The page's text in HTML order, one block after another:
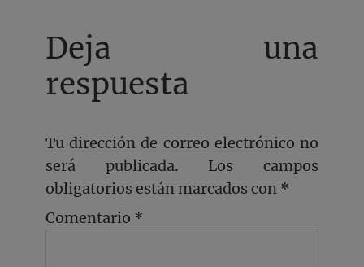
Deja una
respuesta
Tu dirección de correo electrónico no
será publicada.
Los campos
obligatorios están marcados con *
Comentario *